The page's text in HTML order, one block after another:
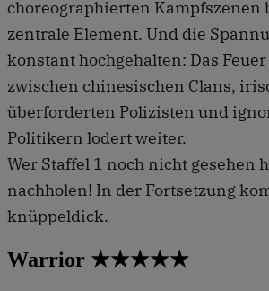
choreographierten Kampfszenen
zentrale Element. Und die
konstant hochgehalten: Das
zwischen chinesischen Clans,
überforderten Polizisten und
Politikern lodert weiter.
Wer Staffel 1 noch nicht gesehen
nachholen! In der Fortsetzung
knüppeldick.
Warrior ★★★★★